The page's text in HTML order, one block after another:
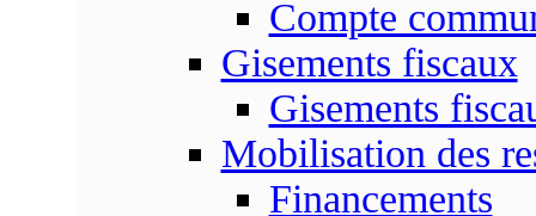
Compte
Gisements fiscaux
Gisements
Mobilisation des
Financements